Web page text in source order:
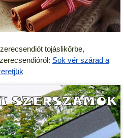
tojáslikőrbe,
Sok vér szárad a